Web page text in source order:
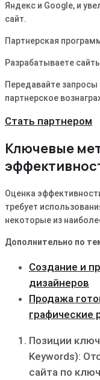
Яндекс и Google, и
сайт.
Партнерская
Разрабатываете
Передавайте
партнерское
Стать партнером
Ключевые
Оценка
требует
некоторые из
Дополнительно по
Создание и
дизайнеров
Продажа
графические
Позиции
Keywords):
сайта по